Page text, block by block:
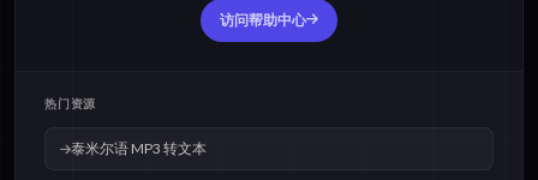
访问帮助中心
热门资源
泰米尔语 MP3 转文本